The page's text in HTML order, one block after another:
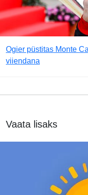
Ogier püstitas Monte
viiendana
Vaata lisaks